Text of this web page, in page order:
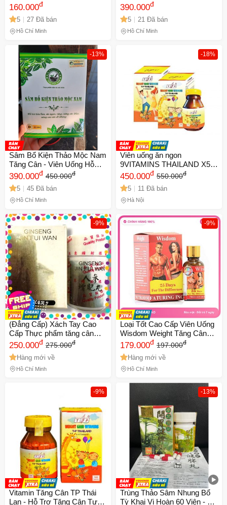
thiện giấc ngủ, chiết xuất tự
nhiên từ Malaysia, 20
viên/hộp - Mã 1542
160.000đ
5 27 Đã bán
Hồ Chí Minh
Trợ Ăn Ngủ Ngon, Tăng Cân
và Sức Đề Kháng Cho Trẻ
Em và Người Lớn
390.000đ
5 21 Đã bán
Hồ Chí Minh
-13%
Sâm Bổ Kiện Thảo Mộc Nam
Tăng Cân - Viên Uống Hỗ
Trợ Tiêu Hóa, Tăng Cường
Sức Khỏe và Miễn Dịch
100% Tự Nhiên
390.000đ 450.000đ
5 45 Đã bán
Hồ Chí Minh
-18%
Viên uống ăn ngon
9VITAMINS THAILAND X5 -
Tăng Cân Tự Nhiên, Hỗ Trợ
Cảm Giác Thèm Ăn và Hấp
Thụ Dinh Dưỡng Hiệu Quả
450.000đ 550.000đ
5 11 Đã bán
Hà Nội
-9%
(Đẳng Cấp) Xách Tay Cao
Cấp Thực phẩm tăng cân
Ginseng Jin Fui Wan ( Nhân
sâm Tăng Phì Hoàn ) hàng
Malaysia Giú Hộp 30 viên
Hàng Chuẩn
250.000đ 275.000đ
Hàng mới về
Hồ Chí Minh
-9%
Loại Tốt Cao Cấp Viên Uống
Wisdom Weight Tăng Cân
Hiệu Quả - Sự Tốt Cho
Người Gầy Ốm - Hộp 25
Viên Nutra Manufacturing
Indonesia Đẳng Cấp Hàng
179.000đ 197.000đ
Hàng mới về
Hồ Chí Minh
-9%
Vitamin Tăng Cân TP Thái
Lan - Hỗ Trợ Tăng Cân Tự
-13%
Trùng Thảo Sâm Nhung Bổ
Tỳ Khai Vị Hoàn 60 Viên - Hỗ